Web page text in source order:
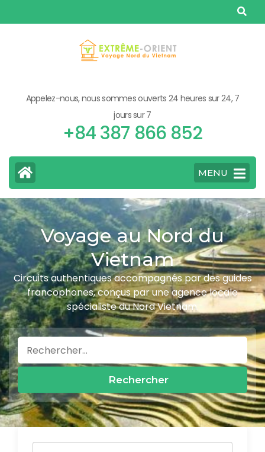
au
Appelez-nous, nous sommes ouverts 24 heures sur 24, 7
jours sur 7
+84 387 866 852
MENU
Voyage au Nord du
Vietnam
Circuits authentiques accompagnés par des guides
francophones, conçus par une agence locale
spécialiste du Nord Vietnam.
Rechercher :